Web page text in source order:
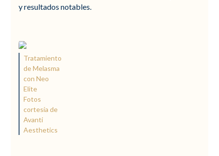
y resultados notables.
Tratamiento
de Melasma
con Neo
Elite
Fotos
cortesía de
Avanti
Aesthetics